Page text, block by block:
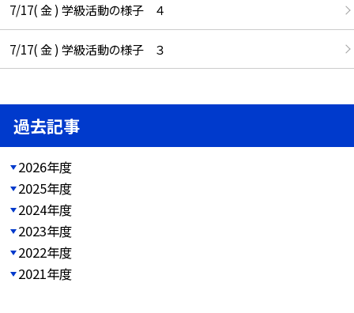
7/17( 金 ) 学級活動の様子 ４
7/17( 金 ) 学級活動の様子 ３
過去記事
2026年度
2025年度
2024年度
2023年度
2022年度
2021年度